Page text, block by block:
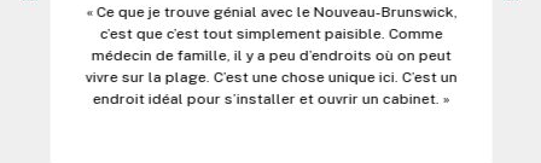
« Ce que je trouve génial avec le Nouveau-Brunswick,
c’est que c’est tout simplement paisible. Comme
médecin de famille, il y a peu d’endroits où on peut
vivre sur la plage. C’est une chose unique ici. C’est un
endroit idéal pour s’installer et ouvrir un cabinet. »